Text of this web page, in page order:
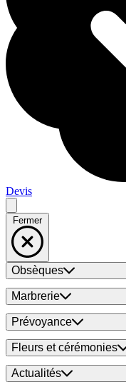
Devis
Fermer
Obsèques
Marbrerie
Prévoyance
Fleurs et cérémonies
Actualités